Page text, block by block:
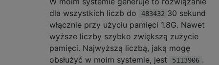
dla wszystkich liczb do
483432 30 sekund
włącznie przy użyciu pamięci 1.8G. Nawet
wyższe liczby szybko zwiększą zużycie
pamięci. Najwyższą liczbą, jaką mogę
obsłużyć w moim systemie, jest
5113906 .